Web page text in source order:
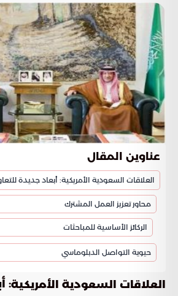
عناوين المقال
محاور تعزيز العمل المشترك
الركائز الأساسية للمباحثات
حيوية التواصل الدبلوماسي
العلاقات السعودية الأمريكية: